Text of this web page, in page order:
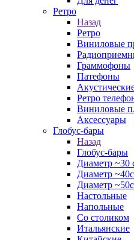
Ретро
Назад
Ретро
Виниловые
Граммофоны
Патефоны
Ретро
Виниловые
Аксессуары
Глобус-бары
Назад
Глобус-бары
Диаметр ~30
Диаметр
Диаметр
Настольные
Напольные
Со столиком
Итальянские